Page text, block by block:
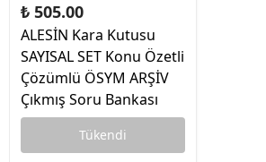
₺ 505.00
ALESİN Kara Kutusu
SAYISAL SET Konu Özetli
Çözümlü ÖSYM ARŞİV
Çıkmış Soru Bankası
Tükendi